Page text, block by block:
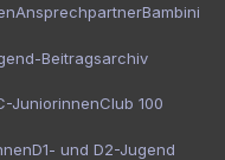
AnsprechpartnerBambini
Beitragsarchiv
JuniorinnenClub 100
D1- und D2-Jugend